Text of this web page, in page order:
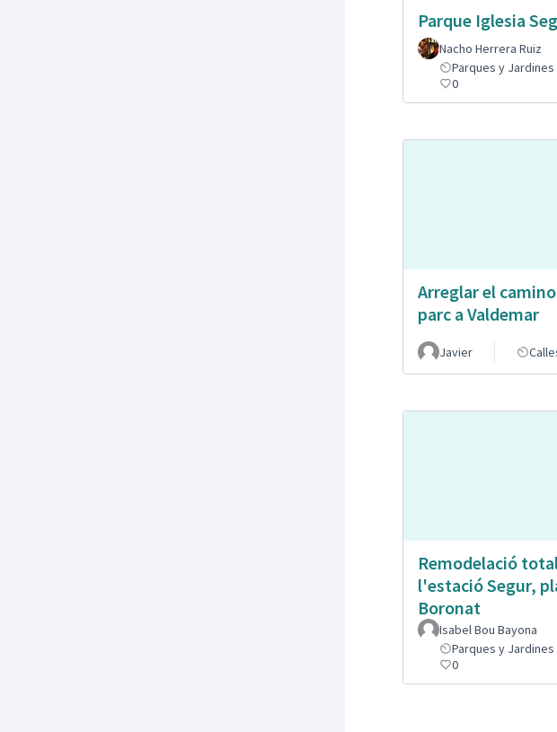
Parque Iglesia
Nacho Herrera Ruiz
Parques y
0
Arreglar el
parc a Valdemar
Javier
Remodelació
l'estació Segur,
Boronat
Isabel Bou Bayona
Parques y
0